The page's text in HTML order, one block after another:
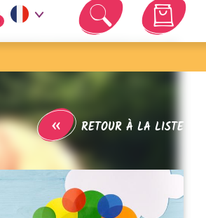
Votre panier est vide
« RETOUR À LA LISTE